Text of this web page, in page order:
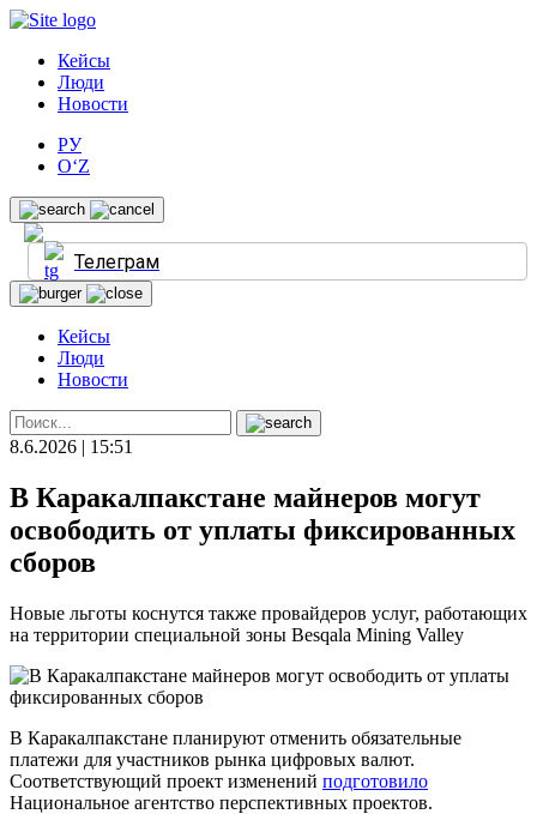
Кейсы
Люди
Новости
РУ
O‘Z
Телеграм
Кейсы
Люди
Новости
8.6.2026 | 15:51
В Каракалпакстане майнеров могут
освободить от уплаты фиксированных
сборов
Новые льготы коснутся также провайдеров услуг, работающих
на территории специальной зоны Besqala Mining Valley
В Каракалпакстане планируют отменить обязательные
платежи для участников рынка цифровых валют.
Соответствующий проект изменений подготовило
Национальное агентство перспективных проектов.